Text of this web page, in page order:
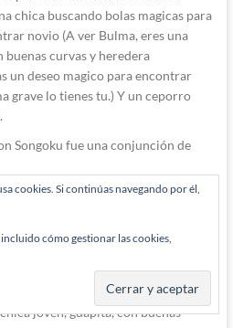
chica buscando bolas magicas para
novio (A ver Bulma, eres una
buenas curvas y heredera
un deseo magico para encontrar
grave lo tienes tu.) Y un ceporro
Songoku fue una conjunción de
joven, guapita, con buenas
cookies. Si continúas navegando por él,
cómo gestionar las cookies,